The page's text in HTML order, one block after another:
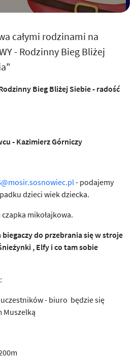
całymi rodzinami na
- Rodzinny Bieg Bliżej
Bieg Bliżej Siebie - radość
- Kazimierz Górniczy
- podajemy
dzieci wiek dziecka.
mikołajkowa.
do przebrania się w stroje
, Elfy i co tam sobie
- biuro będzie się
Muszelką